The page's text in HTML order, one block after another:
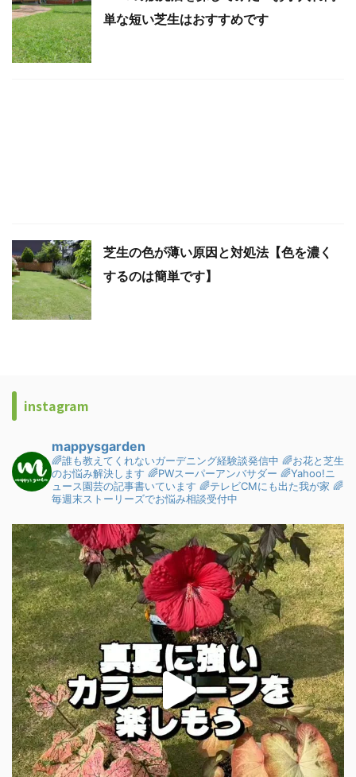
単な短い芝生はおすすめです
芝生の色が薄い原因と対処法【色を濃く
するのは簡単です】
instagram
mappysgarden
🌈誰も教えてくれないガーデニング経験談発信中 🌈お花と芝生
のお悩み解決します 🌈PWスーパーアンバサダー 🌈Yahoo!ニ
ュース園芸の記事書いています 🌈テレビCMにも出た我が家 🌈
毎週末ストーリーズでお悩み相談受付中